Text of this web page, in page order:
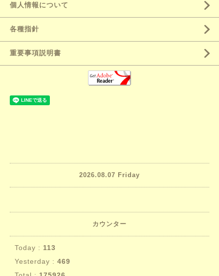
個人情報について
各種指針
重要事項説明書
2026.08.07 Friday
カウンター
Today : 113
Yesterday : 469